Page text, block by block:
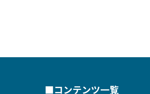
■コンテンツ一覧